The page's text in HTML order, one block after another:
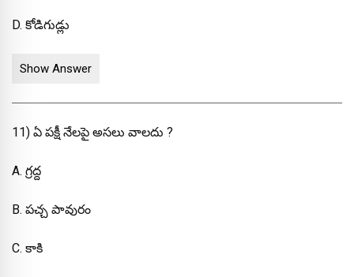
D. కోడిగుడ్లు
Show Answer
11) ఏ పక్షీ నేలపై అసలు వాలదు ?
A. గ్రద్ద
B. పచ్చ పావురం
C. కాకి